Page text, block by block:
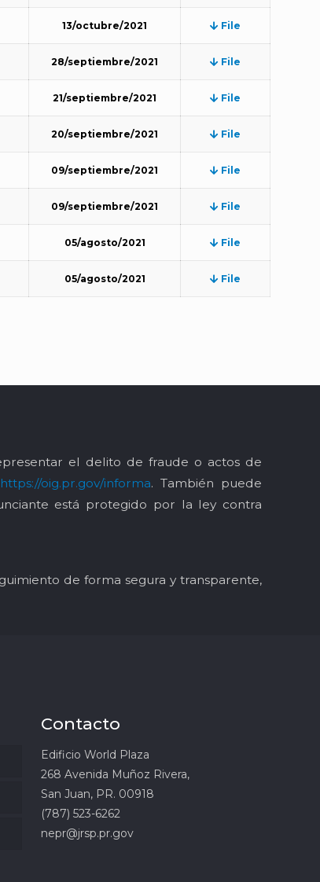
13/octubre/2021 File
28/septiembre/2021 File
21/septiembre/2021 File
20/septiembre/2021 File
09/septiembre/2021 File
09/septiembre/2021 File
05/agosto/2021 File
05/agosto/2021 File
el delito de fraude o actos de
https://oig.pr.gov/informa. También puede
está protegido por la ley contra
de forma segura y transparente,
Contacto
Edificio World Plaza
268 Avenida Muñoz Rivera,
San Juan, PR. 00918
(787) 523-6262
nepr@jrsp.pr.gov